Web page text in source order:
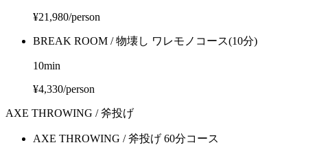
¥21,980/person
BREAK ROOM / 物壊し ワレモノコース(10分)
10min
¥4,330/person
AXE THROWING / 斧投げ
AXE THROWING / 斧投げ 60分コース